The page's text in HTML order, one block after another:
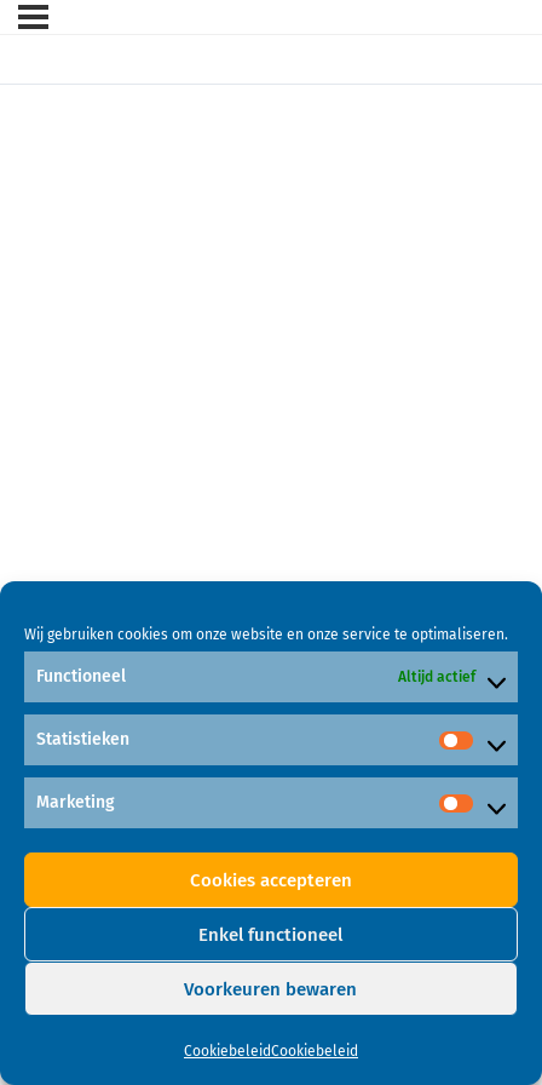
Wij gebruiken cookies om onze website en onze service te optimaliseren.
Functioneel Altijd actief
Statistieken
Marketing
Cookies accepteren
Enkel functioneel
Voorkeuren bewaren
CookiebeleidCookiebeleid